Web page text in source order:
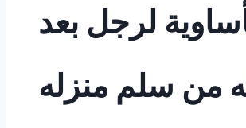
لرجل بعد
من سلم منزله